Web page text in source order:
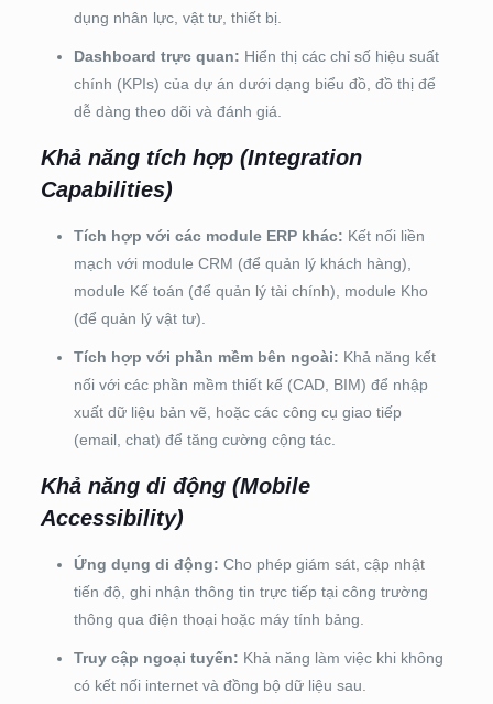
dụng nhân lực, vật tư, thiết bị.
Dashboard trực quan: Hiển thị các chỉ số hiệu suất
chính (KPIs) của dự án dưới dạng biểu đồ, đồ thị để
dễ dàng theo dõi và đánh giá.
Khả năng tích hợp (Integration
Capabilities)
Tích hợp với các module ERP khác: Kết nối liền
mạch với module CRM (để quản lý khách hàng),
module Kế toán (để quản lý tài chính), module Kho
(để quản lý vật tư).
Tích hợp với phần mềm bên ngoài: Khả năng kết
nối với các phần mềm thiết kế (CAD, BIM) để nhập
xuất dữ liệu bản vẽ, hoặc các công cụ giao tiếp
(email, chat) để tăng cường cộng tác.
Khả năng di động (Mobile
Accessibility)
Ứng dụng di động: Cho phép giám sát, cập nhật
tiến độ, ghi nhận thông tin trực tiếp tại công trường
thông qua điện thoại hoặc máy tính bảng.
Truy cập ngoại tuyến: Khả năng làm việc khi không
có kết nối internet và đồng bộ dữ liệu sau.